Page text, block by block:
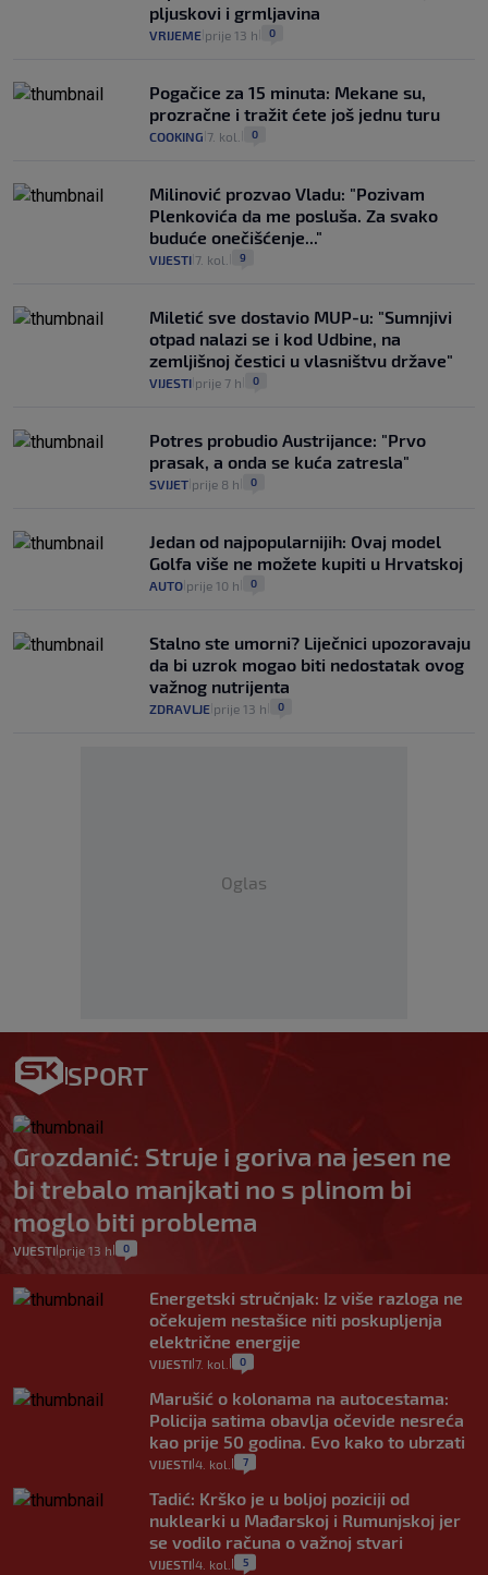
pljuskovi i grmljavina
VRIJEME prije 13 h 0
Pogačice za 15 minuta: Mekane su,
prozračne i tražit ćete još jednu turu
COOKING 7. kol. 0
Milinović prozvao Vladu: "Pozivam
Plenkovića da me posluša. Za svako
buduće onečišćenje..."
VIJESTI 7. kol. 9
Miletić sve dostavio MUP-u: "Sumnjivi
otpad nalazi se i kod Udbine, na
zemljišnoj čestici u vlasništvu države"
VIJESTI prije 7 h 0
Potres probudio Austrijance: "Prvo
prasak, a onda se kuća zatresla"
SVIJET prije 8 h 0
Jedan od najpopularnijih: Ovaj model
Golfa više ne možete kupiti u Hrvatskoj
AUTO prije 10 h 0
Stalno ste umorni? Liječnici upozoravaju
da bi uzrok mogao biti nedostatak ovog
važnog nutrijenta
ZDRAVLJE prije 13 h 0
Oglas
SPORT
Grozdanić: Struje i goriva na jesen ne
bi trebalo manjkati no s plinom bi
moglo biti problema
VIJESTI| prije 13 h 0
Energetski stručnjak: Iz više razloga ne
očekujem nestašice niti poskupljenja
električne energije
VIJESTI 7. kol. 0
Marušić o kolonama na autocestama:
Policija satima obavlja očevide nesreća
kao prije 50 godina. Evo kako to ubrzati
VIJESTI 4. kol. 7
Tadić: Krško je u boljoj poziciji od
nuklearki u Mađarskoj i Rumunjskoj jer
se vodilo računa o važnoj stvari
VIJESTI 4. kol. 5